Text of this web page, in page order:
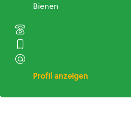
Bienen
Profil anzeigen